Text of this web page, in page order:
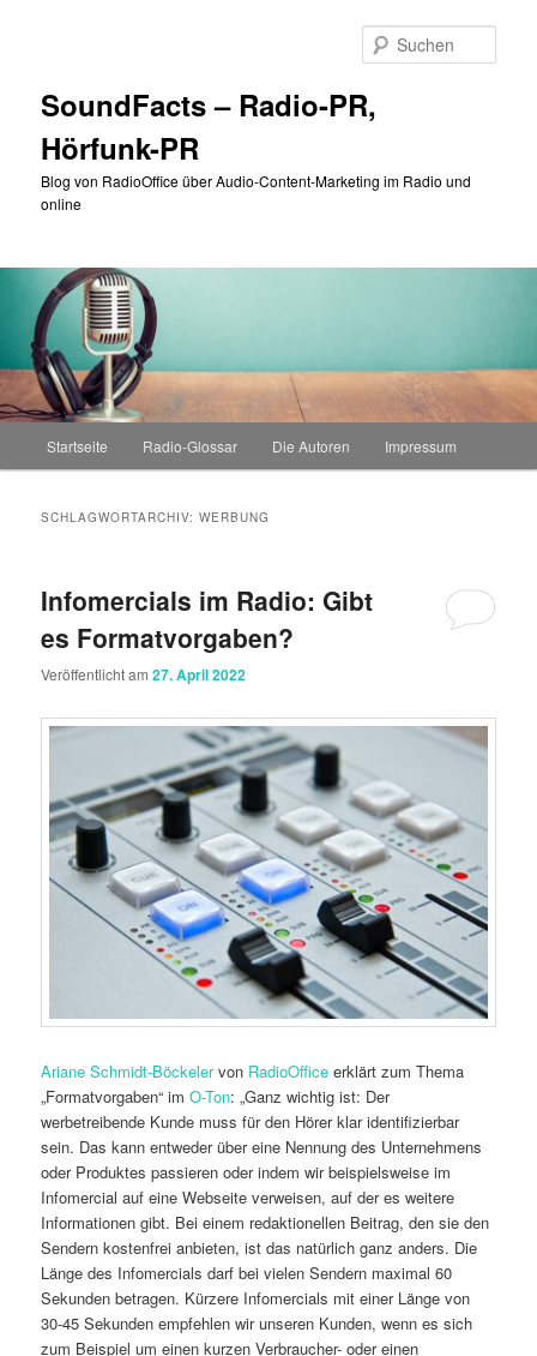
SoundFacts – Radio-PR,
Hörfunk-PR
Blog von RadioOffice über Audio-Content-Marketing im Radio und
online
Startseite Radio-Glossar Die Autoren Impressum
SCHLAGWORTARCHIV:WERBUNG
Infomercials im Radio: Gibt
es Formatvorgaben?
Veröffentlicht am27. April 2022
Ariane Schmidt-Böckelervon RadioOffice erklärt zum Thema
„Formatvorgaben“ imO-Ton: „Ganz wichtig ist: Der
werbetreibende Kunde muss für den Hörer klar identifizierbar
sein. Das kann entweder über eine Nennung des Unternehmens
oder Produktes passieren oder indem wir beispielsweise im
Infomercial auf eine Webseite verweisen, auf der es weitere
Informationen gibt. Bei einem redaktionellen Beitrag, den sie den
Sendern kostenfrei anbieten, ist das natürlich ganz anders. Die
Länge des Infomercials darf bei vielen Sendern maximal 60
Sekunden betragen. Kürzere Infomercials mit einer Länge von
30-45 Sekunden empfehlen wir unseren Kunden, wenn es sich
zum Beispiel um einen kurzen Verbraucher- oder einen